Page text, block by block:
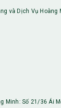
và Dịch Vụ Hoàng
Minh: Số 21/36 Ái